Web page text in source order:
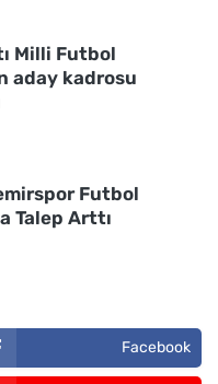
Milli Futbol
aday kadrosu
Futbol
Talep Arttı
Facebook